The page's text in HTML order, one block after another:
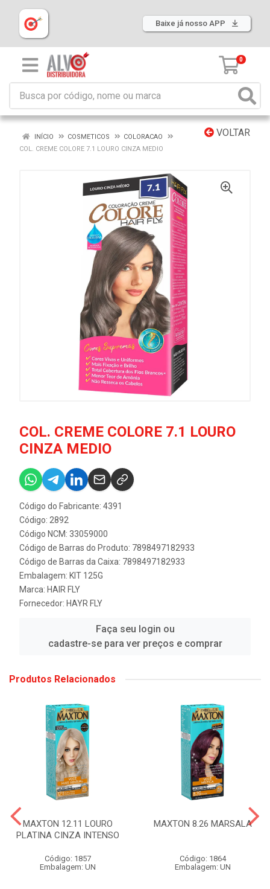
Baixe já nosso APP
0
VOLTAR
INÍCIO COSMETICOS
COLORACAO
COL. CREME COLORE 7.1 LOURO CINZA MEDIO
COL. CREME COLORE 7.1 LOURO
CINZA MEDIO
Código do Fabricante: 4391
Código: 2892
Código NCM: 33059000
Código de Barras do Produto: 7898497182933
Código de Barras da Caixa: 7898497182933
Embalagem: KIT 125G
Marca: HAIR FLY
Fornecedor: HAYR FLY
Faça seu login ou
cadastre-se para ver preços e comprar
Produtos Relacionados
MAXTON 12.11 LOURO
PLATINA CINZA INTENSO
Código: 1857
Embalagem: UN
MAXTON 8.26 MARSALA
Código: 1864
Embalagem: UN